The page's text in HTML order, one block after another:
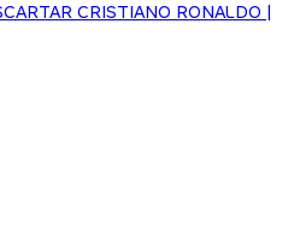
CRISTIANO RONALDO |